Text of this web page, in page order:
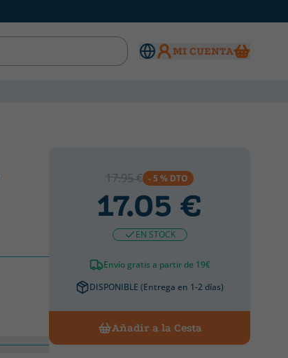
MI CUENTA
17.95 € - 5 % DTO
17.05 €
EN STOCK
Envío gratis a partir de 19€
DISPONIBLE (Entrega en 1-2 días)
Añadir a la Cesta